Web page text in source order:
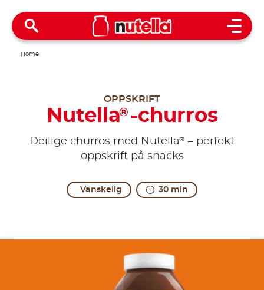
Open
Home
OPPSKRIFT
Nutella® -churros
Deilige churros med Nutella® – perfekt
oppskrift på snacks
Vanskelig 30 min